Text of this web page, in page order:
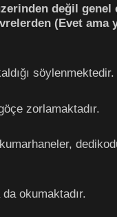
değil
(Evet ama
söylenmektedir.
zorlamaktadır.
okumaktadır.